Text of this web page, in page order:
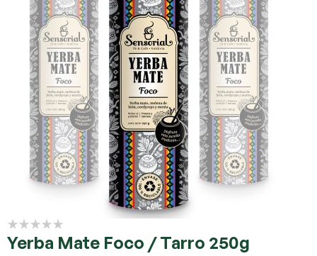
Yerba Mate Foco / Tarro 250g